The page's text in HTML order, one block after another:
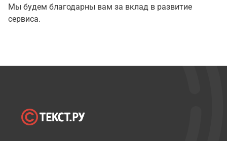
Мы будем благодарны вам за вклад в развитие
сервиса.